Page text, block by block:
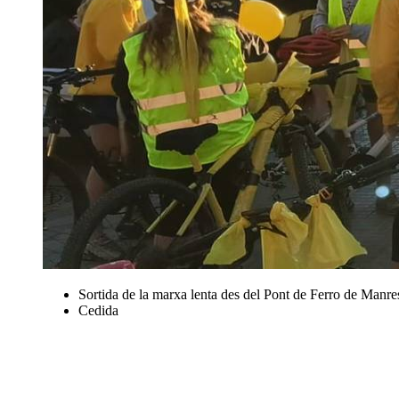
Sortida de la marxa lenta des del Pont de Ferro de
Cedida